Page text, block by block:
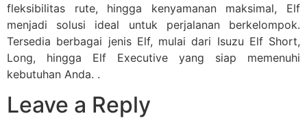
fleksibilitas rute, hingga kenyamanan maksimal, Elf
menjadi solusi ideal untuk perjalanan berkelompok.
Tersedia berbagai jenis Elf, mulai dari Isuzu Elf Short,
Long, hingga Elf Executive yang siap memenuhi
kebutuhan Anda. .
Leave a Reply